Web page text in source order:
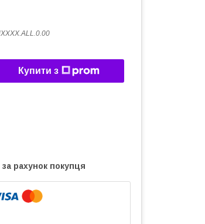
Купити з
за рахунок покупця